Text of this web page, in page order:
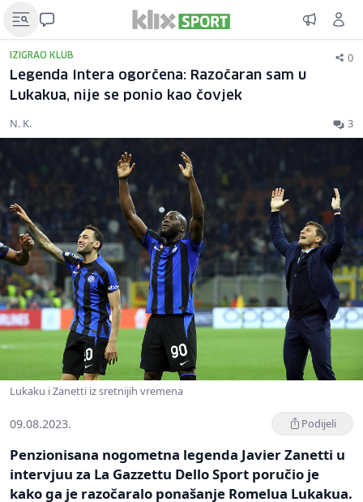
IZIGRAO KLUB 0
Legenda Intera ogorčena: Razočaran sam u
Lukakua, nije se ponio kao čovjek
N. K. 3
Lukaku i Zanetti iz sretnijih vremena
09.08.2023. Podijeli
Penzionisana nogometna legenda Javier Zanetti u
intervjuu za La Gazzettu Dello Sport poručio je
kako ga je razočaralo ponašanje Romelua Lukakua.